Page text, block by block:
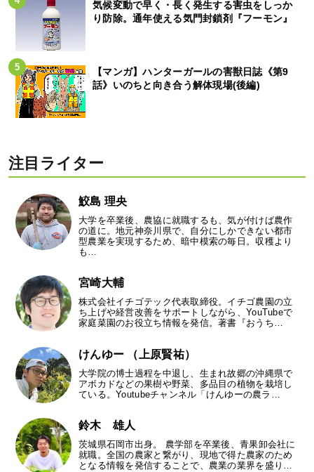
気候変動で早く・長く発生する害虫をしっか
り防除。通年使える気門封鎖剤『フーモン』
【マンガ】ハンターガールの害獣日誌《第9
話》いのちと向き合う解体現場(後編)
注目ライター
鮫島 理央
大学を卒業後、農協に就職するも、気が付けば農作
の道に。地元神奈川県で、自分にしかできない都市
型農業を実現するため、暗中模索の毎日。収穫より
も…
宮崎大輔
株式会社イチゴテック代表取締役。イチゴ農園の立
ち上げや経営改善をサポートしながら、YouTubeで
家庭菜園のお役立ち情報を発信。著書『おうち…
けんゆー （上原賢祐）
大学院の博士過程を中退し、生まれ故郷の沖縄県で
アボカドなどの果樹や野菜、多品目の植物を栽培し
ている。Youtubeチャンネル「けんゆーの農ラ…
鈴木 雄人
茨城県石岡市出身。 農学部を卒業後、青果卸会社に
就職。全国の農家と繋がり、現地で得た農家のため
となる情報を発信することで、農業の業界を盛り…